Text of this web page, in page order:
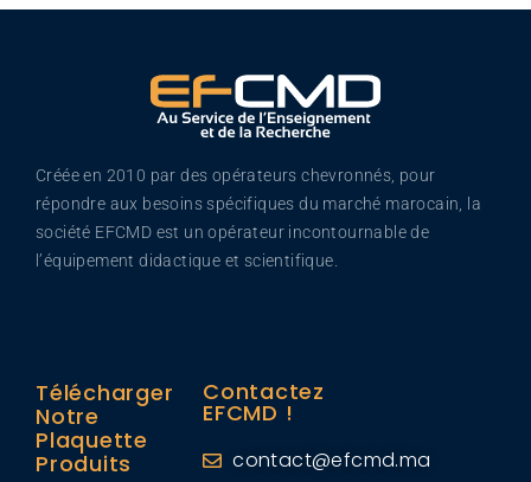
Créée en 2010 par des opérateurs chevronnés, pour
répondre aux besoins spécifiques du marché marocain, la
société EFCMD est un opérateur incontournable de
l’équipement didactique et scientifique.
Télécharger
Notre
Plaquette
Produits
Contactez
EFCMD !
contact@efcmd.ma